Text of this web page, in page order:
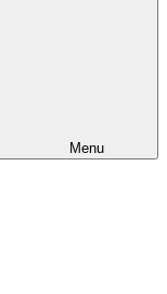
Menu